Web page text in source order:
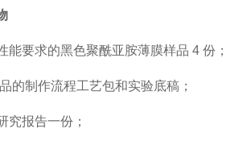
能要求的黑色聚酰亚胺薄膜样品 4 份；
的制作流程工艺包和实验底稿；
究报告一份；